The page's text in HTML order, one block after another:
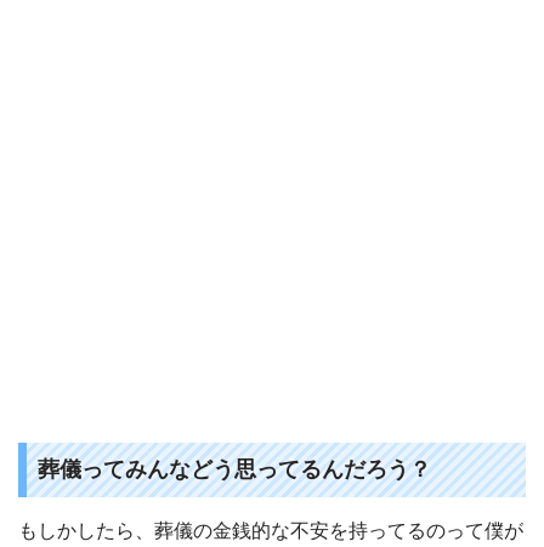
葬儀ってみんなどう思ってるんだろう？
もしかしたら、葬儀の金銭的な不安を持ってるのって僕が